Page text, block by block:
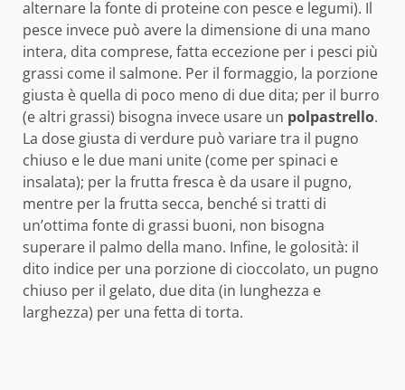
alternare la fonte di proteine con pesce e legumi). Il
pesce invece può avere la dimensione di una mano
intera, dita comprese, fatta eccezione per i pesci più
grassi come il salmone. Per il formaggio, la porzione
giusta è quella di poco meno di due dita; per il burro
(e altri grassi) bisogna invece usare un polpastrello.
La dose giusta di verdure può variare tra il pugno
chiuso e le due mani unite (come per spinaci e
insalata); per la frutta fresca è da usare il pugno,
mentre per la frutta secca, benché si tratti di
un’ottima fonte di grassi buoni, non bisogna
superare il palmo della mano. Infine, le golosità: il
dito indice per una porzione di cioccolato, un pugno
chiuso per il gelato, due dita (in lunghezza e
larghezza) per una fetta di torta.